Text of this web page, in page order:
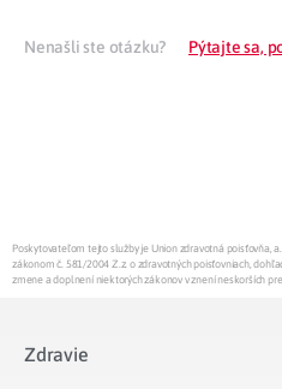
Nenašli ste otázku? Pýtajte sa,
Poskytovateľom tejto služby je Union zdravotná poisťovňa,
zákonom č. 581/2004 Z.z. o zdravotných poisťovniach,
zmene a doplnení niektorých zákonov v znení neskorších
Zdravie